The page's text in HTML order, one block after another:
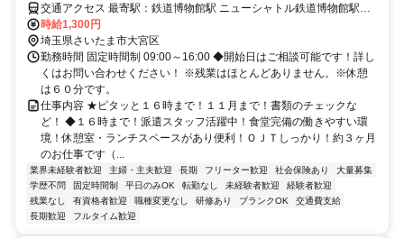
交通アクセス 最寄駅：鉄道博物館駅 ニューシャトル鉄道博物館駅徒
歩1分
時給1,300円
埼玉県さいたま市大宮区
勤務時間 固定時間制 09:00～16:00 ◆開始日はご相談可能です！詳し
くはお問い合わせください！ ※残業はほとんどありません。※休憩
は６０分です。
仕事内容 ★ピタッと１６時まで！１１月まで！書類のチェックな
ど！ ◆１６時まで！派遣スタッフ活躍中！食堂完備の働きやすい環
境！休憩室・ランチスペースがあり便利！ＯＪＴしっかり！約３ヶ月
のお仕事です（...
業界未経験者歓迎 主婦・主夫歓迎 長期 フリーター歓迎 社会保険あり
大量募集
学歴不問
固定時間制 平日のみOK 転勤なし 未経験者歓迎
経験者歓迎
残業なし
有資格者歓迎 職種変更なし 研修あり ブランクOK
交通費支給
長期歓迎
フルタイム歓迎